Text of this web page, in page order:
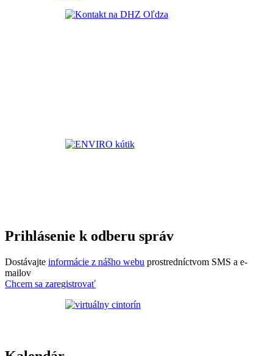
Prihlásenie k odberu správ
Dostávajte informácie z nášho webu prostredníctvom SMS a e-
mailov
Chcem sa zaregistrovať